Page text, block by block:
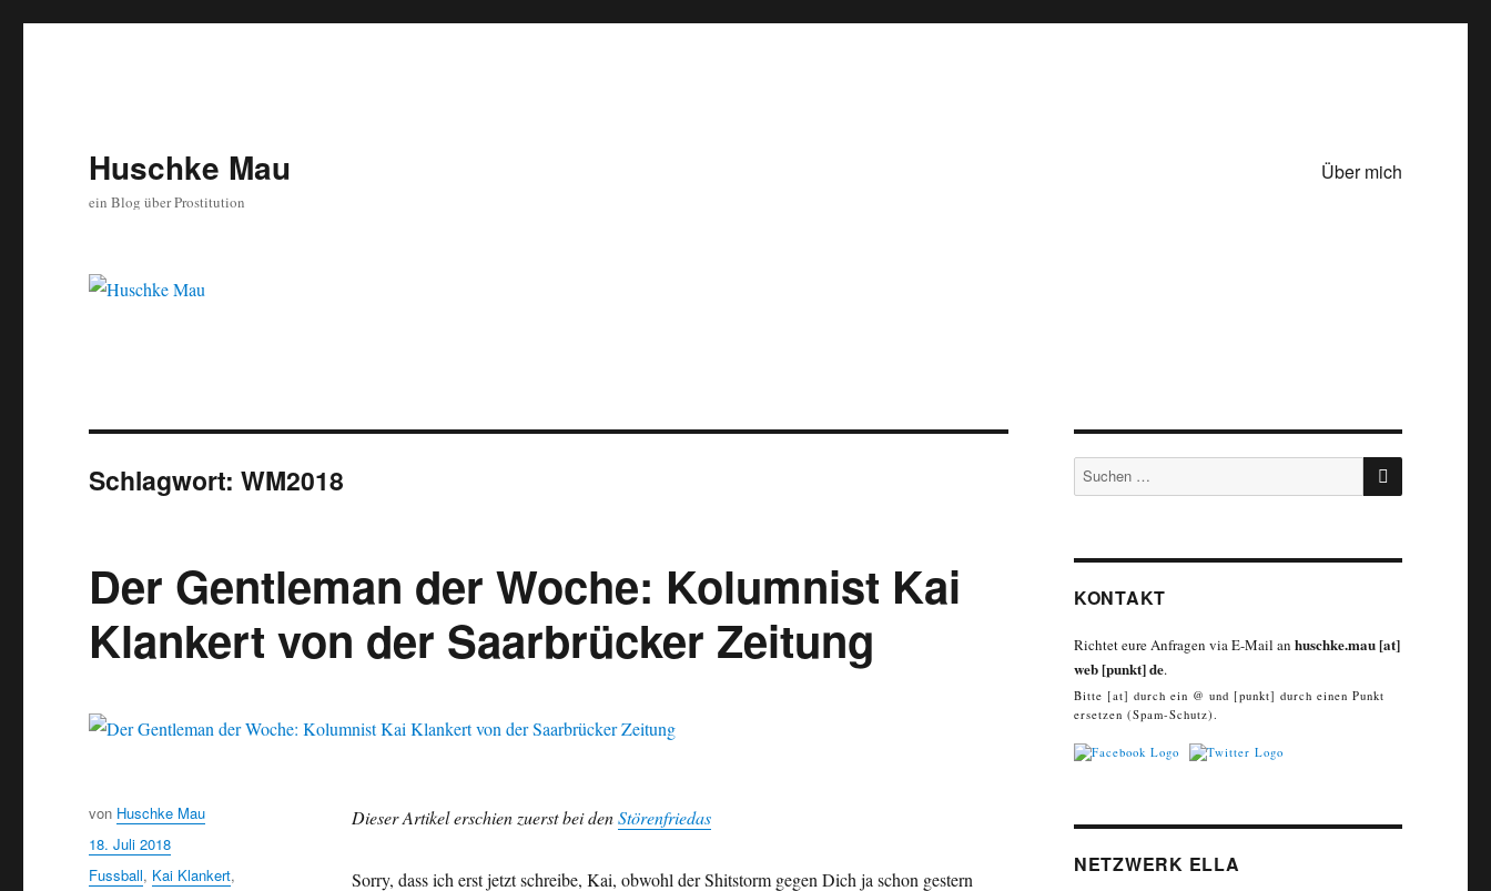
Huschke Mau
ein Blog über Prostitution
Über mich
Schlagwort:WM2018
Der Gentleman der Woche: Kolumnist Kai
Klankert von der Saarbrücker Zeitung
Dieser Artikel erschien zuerst bei denStörenfriedas
Sorry, dass ich erst jetzt schreibe, Kai, obwohl der Shitstorm gegen Dich ja schon gestern
Autor
von Huschke Mau
Veröffentlicht
am
18. Juli 2018
Schlagwörter
Fussball, Kai Klankert,
Suche
nach:
SUCHEN
KONTAKT
Richtet eure Anfragen via E-Mail an huschke.mau [at]
web [punkt] de.
Bitte [at] durch ein @ und [punkt] durch einen Punkt
ersetzen (Spam-Schutz).
NETZWERK ELLA